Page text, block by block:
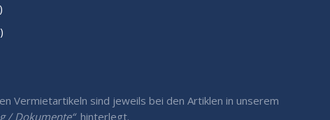
Vermietartikeln sind jeweils bei den Artiklen in unserem
/ Dokumente“ hinterlegt.